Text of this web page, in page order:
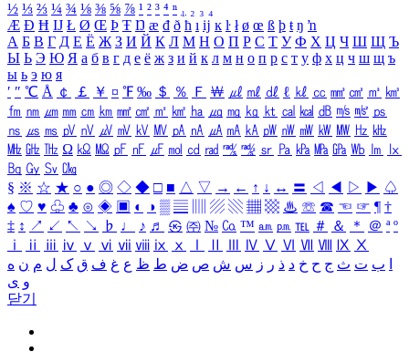
½ ⅓ ⅔ ¼ ¾ ⅛ ⅜ ⅝ ⅞ ¹ ² ³ ⁴ ⁿ ₁ ₂ ₃ ₄
Æ Ð Ħ Ĳ Ł Ø Œ Þ Ŧ Ŋ æ đ ð ħ ı ĳ ĸ ŀ ł ø œ ß þ ŧ ŋ ŉ
А Б В Г Д Е Ё Ж З И Й К Л М Н О П Р С Т У Ф Х Ц Ч Ш Щ Ъ
Ы Ь Э Ю Я а б в г д е ё ж з и й к л м н о п р с т у ф х ц ч ш щ ъ
ы ь э ю я
′ ″ ℃ Å ￠ ￡ ￥ ¤ ℉ ‰ ＄ ％ Ｆ ￦ ㎕ ㎖ ㎗ ℓ ㎘ ㏄ ㎣ ㎤ ㎥ ㎦
㎙ ㎚ ㎛ ㎜ ㎝ ㎞ ㎟ ㎠ ㎡ ㎢ ㏊ ㎍ ㎎ ㎏ ㏏ ㎈ ㎉ ㏈ ㎧ ㎨ ㎰
㎱ ㎲ ㎳ ㎴ ㎵ ㎶ ㎷ ㎸ ㎹ ㎀ ㎁ ㎂ ㎃ ㎄ ㎺ ㎻ ㎽ ㎾ ㎿ ㎐ ㎑
㎒ ㎓ ㎔ Ω ㏀ ㏁ ㎊ ㎋ ㎌ ㏖ ㏅ ㎭ ㎮ ㎯ ㏛ ㎩ ㎪ ㎫ ㎬ ㏝ ㏐
㏓
㏃ ㏉ ㏜ ㏆
§ ※ ☆ ★ ○ ● ◎ ◇ ◆ □ ■ △ ▽ → ← ↑ ↓ ↔ 〓 ◁ ◀ ▷ ▶ ♤
♠ ♡ ♥ ♧ ♣ ⊙ ◈ ▣ ◐ ◑ ▒ ▤ ▨ ▧ ▦ ▩ ♨ ☏ ☎ ☜ ☞ ¶ †
‡ ↕ ↗ ↙ ↖ ↘ ♭ ♩ ♪ ♬ ㉿ ㈜ № ㏇ ™ ㏂ ㏘ ℡ ＃ ＆ ＊ ＠ ª º
ⅰ
ⅱ ⅲ ⅳ ⅴ ⅵ ⅶ ⅷ ⅸ ⅹ Ⅳ Ⅴ Ⅵ Ⅶ Ⅷ Ⅸ Ⅹ
ب ت ث ج ح خ د ذ ر ز س ش ص ض ط ظ ع غ ف ق ک ل م ن ه
و ی
닫기